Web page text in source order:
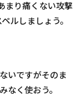
まり痛くない攻撃
ルしましょう。
いですがそのま
なく使おう。